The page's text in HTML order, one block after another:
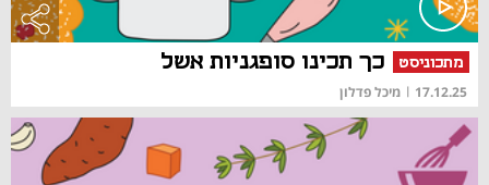
מתכוניסט כך תכינו סופגניות אשל
17.12.25
| מיכל פדלון